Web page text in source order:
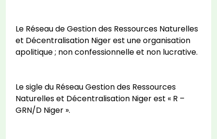
Le Réseau de Gestion des Ressources Naturelles
et Décentralisation Niger est une organisation
apolitique ; non confessionnelle et non lucrative.
Le sigle du Réseau Gestion des Ressources
Naturelles et Décentralisation Niger est « R –
GRN/D Niger ».